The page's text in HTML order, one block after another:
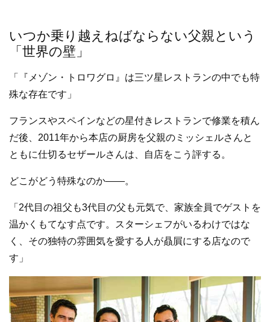
いつか乗り越えねばならない父親という
「世界の壁」
「『メゾン・トロワグロ』は三ツ星レストランの中でも特
殊な存在です」
フランスやスペインなどの星付きレストランで修業を積ん
だ後、2011年から本店の厨房を父親のミッシェルさんと
ともに仕切るセザールさんは、自店をこう評する。
どこがどう特殊なのか――。
「2代目の祖父も3代目の父も元気で、家族全員でゲストを
温かくもてなす点です。スターシェフがいるわけではな
く、その独特の雰囲気を愛する人が贔屓にする店なので
す」